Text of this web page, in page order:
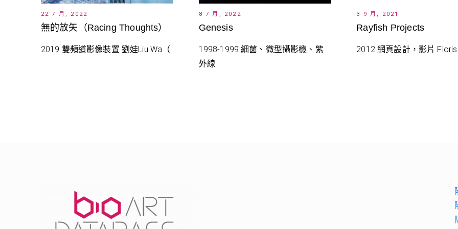
22 7 月, 2022
無的放矢（Racing Thoughts）
2019 雙頻道影像裝置 劉娃Liu Wa（
8 7 月, 2022
Genesis
1998-1999 細菌、微型攝影機、紫
外線
3 9 月, 2021
Rayfish Projects
2012 網頁設計，影片